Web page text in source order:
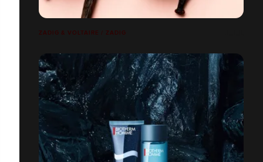
ZADIG & VOLTAIRE / ZADIG